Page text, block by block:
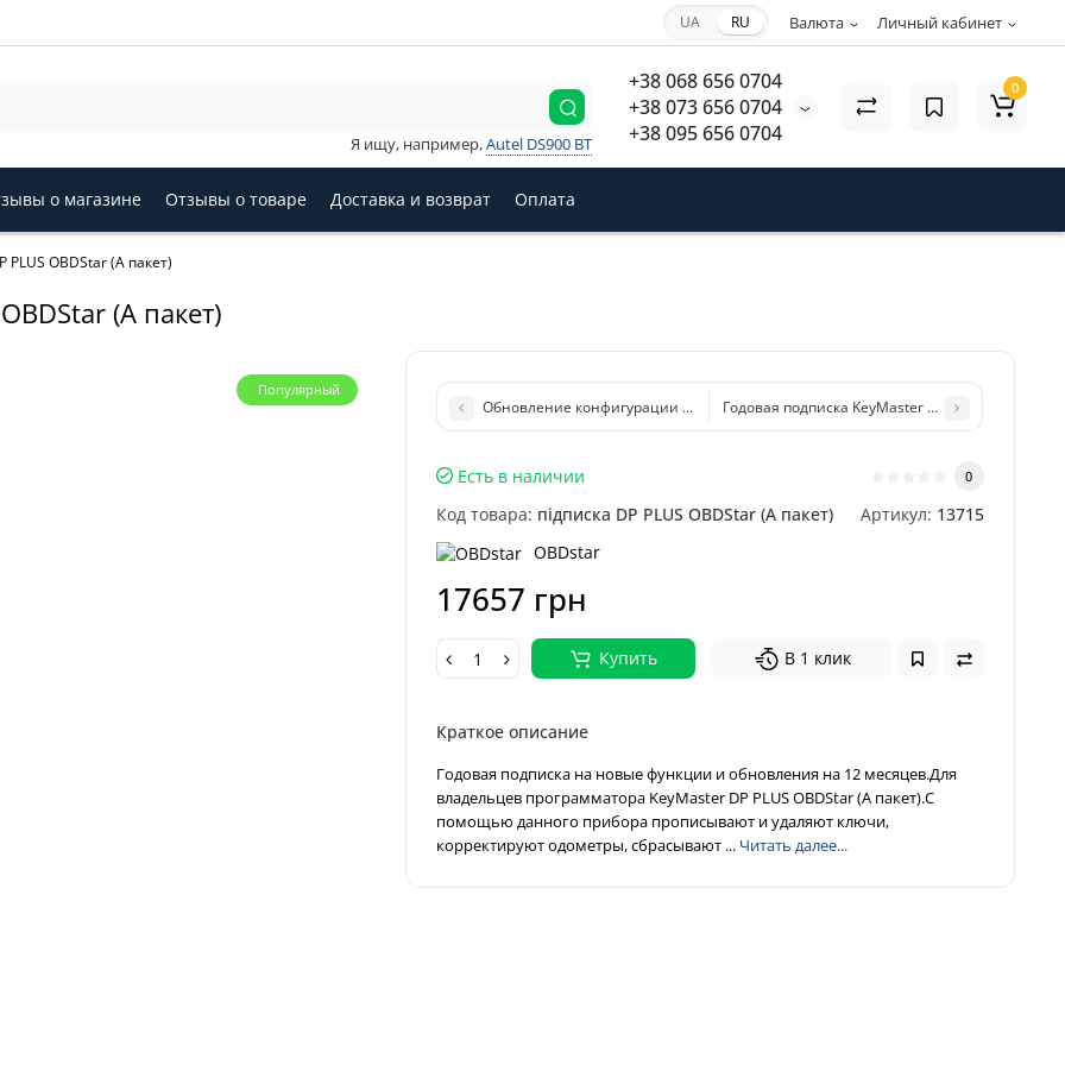
Личный кабинет
Валюта
UA RU
+38 068 656 0704
+38 073 656 0704
+38 095 656 0704
Я ищу, например,Autel DS900 BT
0
о магазине Отзывы о товаре Доставка и возврат Оплата
PLUS OBDStar (А пакет)
(А пакет)
Популярный
Обновление конфигурации OBDSTAR Key Master DP PLUS (Пакет B-C)
Годовая подписка KeyMaster DP PLUS OBDStar
Есть в наличии 0
Код товара: підписка DP PLUS OBDStar (А пакет) Артикул: 13715
OBDstar
17657 грн
Купить В 1 клик
Краткое описание
Годовая подписка на новые функции и обновления на 12 месяцев.Для
владельцев программатора KeyMaster DP PLUS OBDStar (А пакет).С
помощью данного прибора прописывают и удаляют ключи,
корректируют одометры, сбрасывают ... Читать далее...